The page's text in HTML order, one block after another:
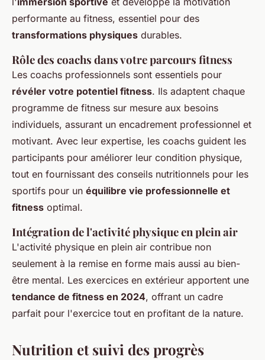
performante au fitness, essentiel pour des
transformations physiques durables.
Rôle des coachs dans votre parcours fitness
Les coachs professionnels sont essentiels pour
révéler votre potentiel fitness. Ils adaptent chaque
programme de fitness sur mesure aux besoins
individuels, assurant un encadrement professionnel et
motivant. Avec leur expertise, les coachs guident les
participants pour améliorer leur condition physique,
tout en fournissant des conseils nutritionnels pour les
sportifs pour un équilibre vie professionnelle et
fitness optimal.
Intégration de l'activité physique en plein air
L'activité physique en plein air contribue non
seulement à la remise en forme mais aussi au bien-
être mental. Les exercices en extérieur apportent une
tendance de fitness en 2024, offrant un cadre
parfait pour l'exercice tout en profitant de la nature.
Nutrition et suivi des progrès